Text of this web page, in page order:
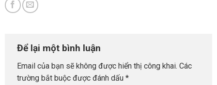
Để lại một bình luận
Email của bạn sẽ không được hiển thị công khai. Các
trường bắt buộc được đánh dấu *